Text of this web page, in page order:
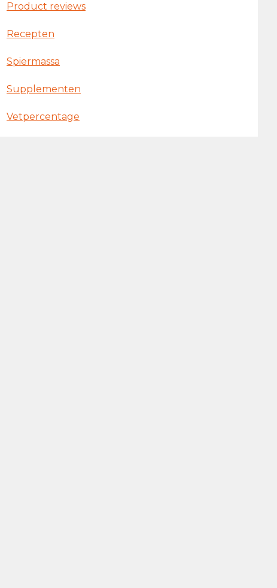
Product reviews
Recepten
Spiermassa
Supplementen
Vetpercentage